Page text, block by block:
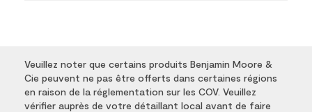
Veuillez noter que certains produits Benjamin Moore &
Cie peuvent ne pas être offerts dans certaines régions
en raison de la réglementation sur les COV. Veuillez
vérifier auprès de votre détaillant local avant de faire